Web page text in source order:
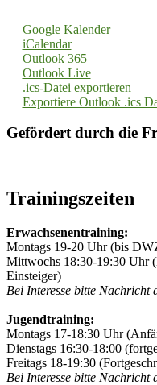
Google Kalender
iCalendar
Outlook 365
Outlook Live
.ics-Datei exportieren
Exportiere Outlook .ics
Gefördert durch die
Trainingszeiten
Erwachsenentraining:
Montags 19-20 Uhr (bis
Mittwochs 18:30-19:30 Uhr
Einsteiger)
Bei Interesse bitte Nachricht
Jugendtraining:
Montags 17-18:30 Uhr
Dienstags 16:30-18:00
Freitags 18-19:30
Bei Interesse bitte Nachricht